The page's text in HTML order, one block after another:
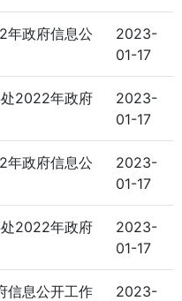
年政府信息公
2023-
01-17
2022年政府
2023-
01-17
年政府信息公
2023-
01-17
2022年政府
2023-
01-17
信息公开工作
2023-